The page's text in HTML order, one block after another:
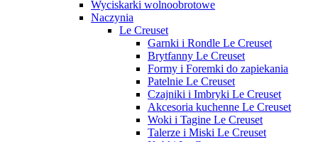
Wyciskarki wolnoobrotowe
Naczynia
Le Creuset
Garnki i Rondle Le Creuset
Brytfanny Le Creuset
Formy i Foremki do zapiekania
Patelnie Le Creuset
Czajniki i Imbryki Le Creuset
Akcesoria kuchenne Le Creuset
Woki i Tagine Le Creuset
Talerze i Miski Le Creuset